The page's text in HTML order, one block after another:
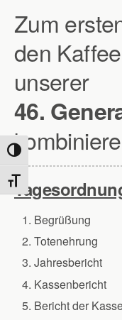
Umschalten auf hohe
Schrift vergrößern
Zum
den
unserer
46.
Begrüßung
Totenehrung
Jahresbericht
Kassenbericht
Bericht der